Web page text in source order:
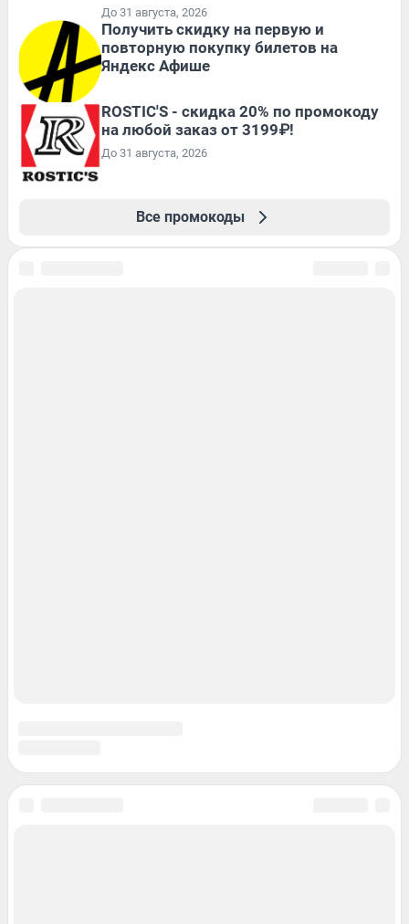
До 31 августа, 2026
Получить скидку на первую и
повторную покупку билетов на
Яндекс Афише
ROSTIC'S - скидка 20% по промокоду
на любой заказ от 3199₽!
До 31 августа, 2026
Все промокоды